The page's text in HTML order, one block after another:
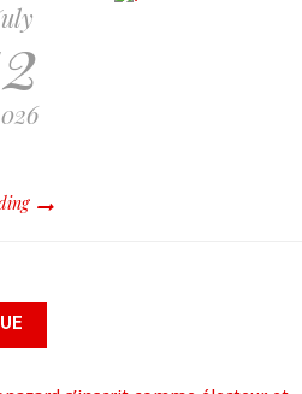
Monazard s’inscrit
électeur et appelle à